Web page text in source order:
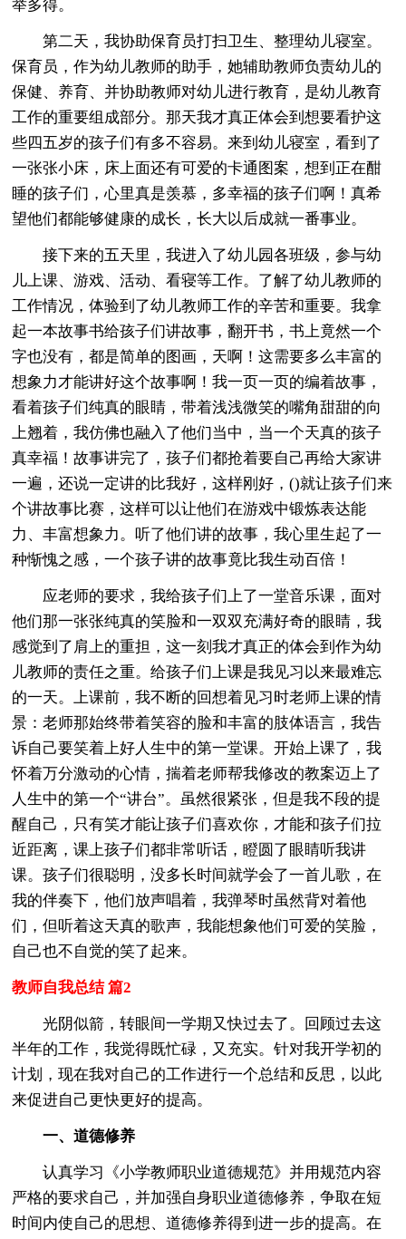
举多得。
第二天，我协助保育员打扫卫生、整理幼儿寝室。
保育员，作为幼儿教师的助手，她辅助教师负责幼儿的
保健、养育、并协助教师对幼儿进行教育，是幼儿教育
工作的重要组成部分。那天我才真正体会到想要看护这
些四五岁的孩子们有多不容易。来到幼儿寝室，看到了
一张张小床，床上面还有可爱的卡通图案，想到正在酣
睡的孩子们，心里真是羡慕，多幸福的孩子们啊！真希
望他们都能够健康的成长，长大以后成就一番事业。
接下来的五天里，我进入了幼儿园各班级，参与幼
儿上课、游戏、活动、看寝等工作。了解了幼儿教师的
工作情况，体验到了幼儿教师工作的辛苦和重要。我拿
起一本故事书给孩子们讲故事，翻开书，书上竟然一个
字也没有，都是简单的图画，天啊！这需要多么丰富的
想象力才能讲好这个故事啊！我一页一页的编着故事，
看着孩子们纯真的眼睛，带着浅浅微笑的嘴角甜甜的向
上翘着，我仿佛也融入了他们当中，当一个天真的孩子
真幸福！故事讲完了，孩子们都抢着要自己再给大家讲
一遍，还说一定讲的比我好，这样刚好，()就让孩子们来
个讲故事比赛，这样可以让他们在游戏中锻炼表达能
力、丰富想象力。听了他们讲的故事，我心里生起了一
种惭愧之感，一个孩子讲的故事竟比我生动百倍！
应老师的要求，我给孩子们上了一堂音乐课，面对
他们那一张张纯真的笑脸和一双双充满好奇的眼睛，我
感觉到了肩上的重担，这一刻我才真正的体会到作为幼
儿教师的责任之重。给孩子们上课是我见习以来最难忘
的一天。上课前，我不断的回想着见习时老师上课的情
景：老师那始终带着笑容的脸和丰富的肢体语言，我告
诉自己要笑着上好人生中的第一堂课。开始上课了，我
怀着万分激动的心情，揣着老师帮我修改的教案迈上了
人生中的第一个“讲台”。虽然很紧张，但是我不段的提
醒自己，只有笑才能让孩子们喜欢你，才能和孩子们拉
近距离，课上孩子们都非常听话，瞪圆了眼睛听我讲
课。孩子们很聪明，没多长时间就学会了一首儿歌，在
我的伴奏下，他们放声唱着，我弹琴时虽然背对着他
们，但听着这天真的歌声，我能想象他们可爱的笑脸，
自己也不自觉的笑了起来。
教师自我总结 篇2
光阴似箭，转眼间一学期又快过去了。回顾过去这
半年的工作，我觉得既忙碌，又充实。针对我开学初的
计划，现在我对自己的工作进行一个总结和反思，以此
来促进自己更快更好的提高。
一、道德修养
认真学习《小学教师职业道德规范》并用规范内容
严格的要求自己，并加强自身职业道德修养，争取在短
时间内使自己的思想、道德修养得到进一步的提高。在